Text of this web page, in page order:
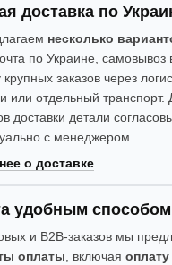
доставка по
несколько
по Украине, самовывоз
крупных заказов через
или отдельный транспорт.
доставки детали
с менеджером.
о доставке
удобным способом
и B2B-заказов мы
оплаты, включая оплату